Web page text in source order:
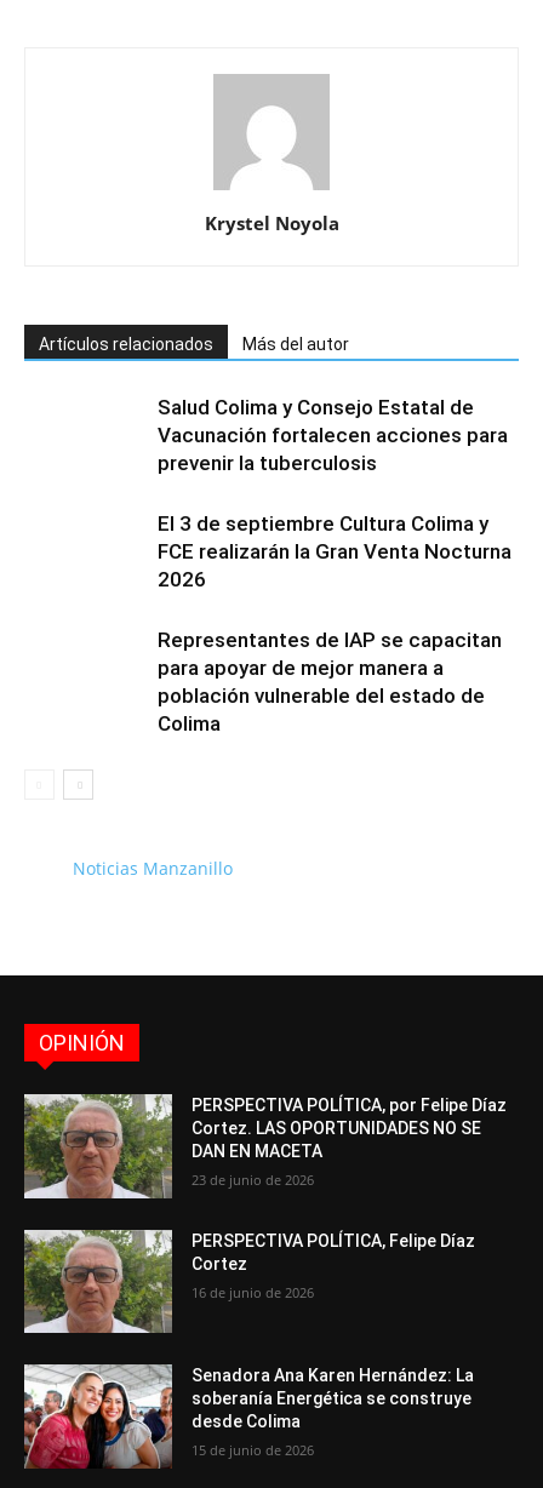
Krystel Noyola
Artículos relacionados Más del autor
Salud Colima y Consejo Estatal de
Vacunación fortalecen acciones para
prevenir la tuberculosis
El 3 de septiembre Cultura Colima y
FCE realizarán la Gran Venta Nocturna
2026
Representantes de IAP se capacitan
para apoyar de mejor manera a
población vulnerable del estado de
Colima
Noticias Manzanillo
OPINIÓN
PERSPECTIVA POLÍTICA, por Felipe Díaz
Cortez. LAS OPORTUNIDADES NO SE
DAN EN MACETA
23 de junio de 2026
PERSPECTIVA POLÍTICA, Felipe Díaz
Cortez
16 de junio de 2026
Senadora Ana Karen Hernández: La
soberanía Energética se construye
desde Colima
15 de junio de 2026